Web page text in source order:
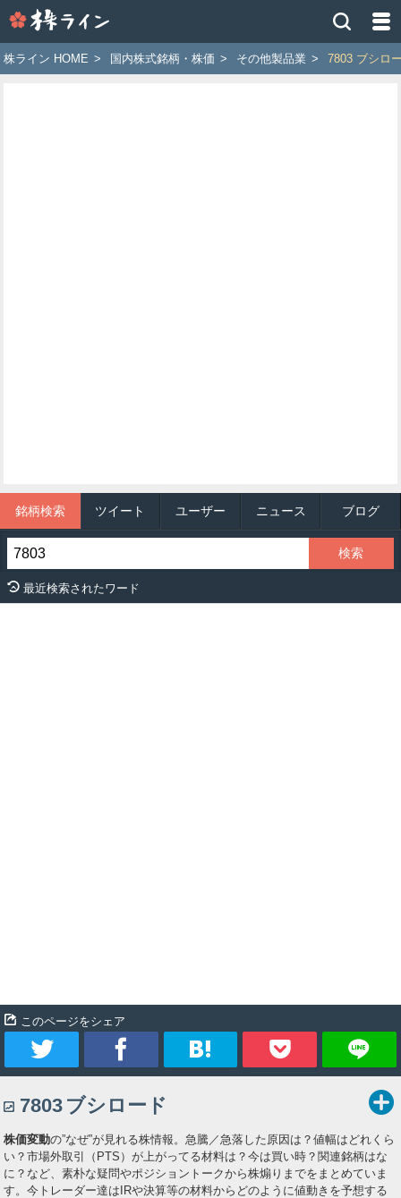
イ
ン
株ライン HOME > 国内株式銘柄・株価 > その他製品業 > 7803 ブシロ
銘柄検索 ツイート ユーザー ニュース ブログ
最近検索されたワード
このページをシェア
イ
ー
ト
ア
ク
マ
Pocket
7803 ブシロード
株価変動の”なぜ”が見れる株情報。急騰／急落した原因は？値幅はどれくら
い？市場外取引（PTS）が上がってる材料は？今は買い時？関連銘柄はな
に？など、素朴な疑問やポジショントークから株煽りまでをまとめていま
す。今トレーダー達はIRや決算等の材料からどのように値動きを予想する